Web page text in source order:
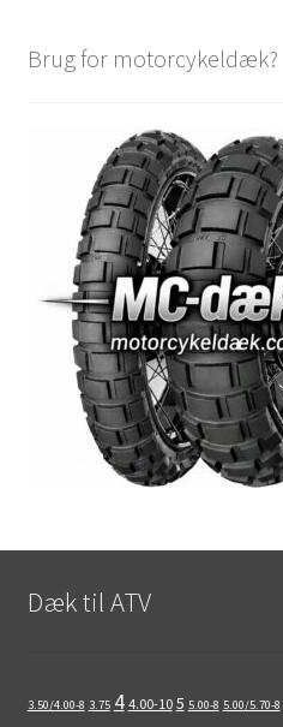
Brug for motorcykeldæk?
Dæk til ATV
3.50/4.00-8 3.75 4 4.00-10 5 5.00-8 5.00/5.70-8